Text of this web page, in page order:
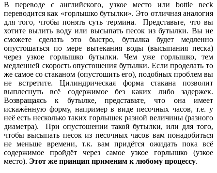
В переводе с английского, узкое место или bottle neck
переводится как «горлышко бутылки». Это отличная аналогия
для того, чтобы понять суть термина. Представьте, что вы
хотите вылить воду или высыпать песок из бутылки. Вы не
сможете сделать это быстро, бутылка будет медленно
опустошаться по мере вытекания воды (высыпания песка)
через узкое горлышко бутылки. Чем уже горлышко, тем
медленней скорость опустошения бутылки. Если проделать то
же самое со стаканом (опустошить его), подобных проблем вы
не встретите. Цилиндрическая форма стакана позволит
выплеснуть всё содержимое без каких либо задержек.
Возвращаясь к бутылке, представьте, что она имеет
искажённую форму, например в виде песочных часов, т.е. у
неё есть несколько таких горлышек разной величины (разного
диаметра). При опустошении такой бутылки, или для того,
чтобы высыпать песок из песочных часов вам понадобиться
не меньше времени, т.к. вам придётся ожидать пока всё
содержимое пройдёт через самое узкое горлышко (узкое
место). Этот же принцип применим к любому процессу.